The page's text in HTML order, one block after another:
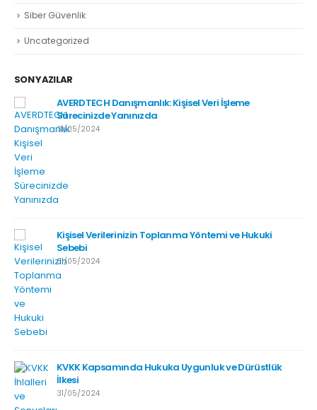
Siber Güvenlik
Uncategorized
SON YAZILAR
AVERDTECH Danışmanlık: Kişisel Veri İşleme
Sürecinizde Yanınızda
31/05/2024
Kişisel Verilerinizin Toplanma Yöntemi ve Hukuki
Sebebi
31/05/2024
KVKK Kapsamında Hukuka Uygunluk ve Dürüstlük
İlkesi
31/05/2024